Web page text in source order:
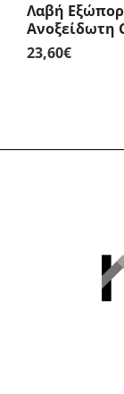
Λαβή
Ανοξείδωτη
23,60€